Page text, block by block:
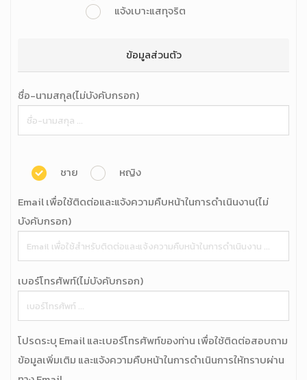
แจ้งเบาะแสทุจริต
ข้อมูลส่วนตัว
ชื่อ-นามสกุล(ไม่บังคับกรอก)
ชาย
หญิง
Email เพื่อใช้ติดต่อและแจ้งความคืบหน้าในการดำเนินงาน(ไม่
บังคับกรอก)
เบอร์โทรศัพท์(ไม่บังคับกรอก)
โปรดระบุ Email และเบอร์โทรศัพท์ของท่าน เพื่อใช้ติดต่อสอบถาม
ข้อมูลเพิ่มเติม และแจ้งความคืบหน้าในการดำเนินการให้ทราบผ่าน